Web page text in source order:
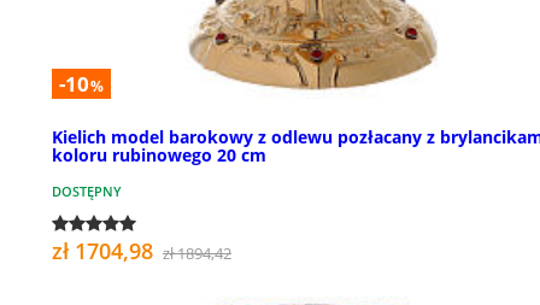
-10%
Kielich model barokowy z odlewu pozłacany z
koloru rubinowego 20 cm
DOSTĘPNY
zł 1704,98 zł 1894,42